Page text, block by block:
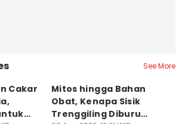
See More
Cakar
Mitos hingga Bahan
Obat, Kenapa Sisik
Trenggiling Diburu